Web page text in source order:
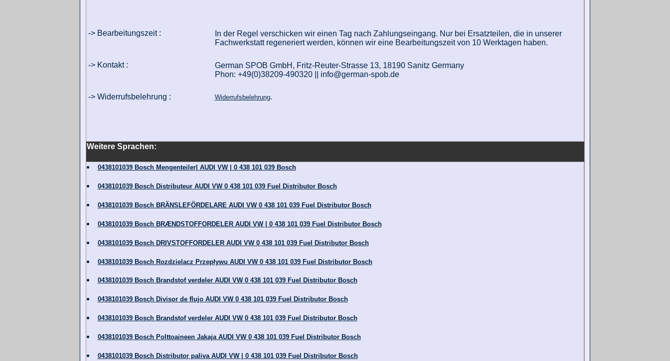
-> Bearbeitungszeit :
In der Regel verschicken wir einen Tag nach Zahlungseingang. Nur bei Ersatzteilen, die in unserer
Fachwerkstatt regeneriert werden, können wir eine Bearbeitungszeit von 10 Werktagen haben.
-> Kontakt :
German SPOB GmbH, Fritz-Reuter-Strasse 13, 18190 Sanitz Germany
Phon: +49(0)38209-490320 || info@german-spob.de
-> Widerrufsbelehrung : Widerrufsbelehrung.
Weitere Sprachen:
0438101039 Bosch Mengenteiler| AUDI VW | 0 438 101 039 Bosch
0438101039 Bosch Distributeur AUDI VW 0 438 101 039 Fuel Distributor Bosch
0438101039 Bosch BRÄNSLEFÖRDELARE AUDI VW 0 438 101 039 Fuel Distributor Bosch
0438101039 Bosch BRÆNDSTOFFORDELER AUDI VW | 0 438 101 039 Fuel Distributor Bosch
0438101039 Bosch DRIVSTOFFORDELER AUDI VW 0 438 101 039 Fuel Distributor Bosch
0438101039 Bosch Rozdzielacz Przepływu AUDI VW 0 438 101 039 Fuel Distributor Bosch
0438101039 Bosch Brandstof verdeler AUDI VW 0 438 101 039 Fuel Distributor Bosch
0438101039 Bosch Divisor de flujo AUDI VW 0 438 101 039 Fuel Distributor Bosch
0438101039 Bosch Brandstof verdeler AUDI VW 0 438 101 039 Fuel Distributor Bosch
0438101039 Bosch Polttoaineen Jakaja AUDI VW 0 438 101 039 Fuel Distributor Bosch
0438101039 Bosch Distributor paliva AUDI VW | 0 438 101 039 Fuel Distributor Bosch